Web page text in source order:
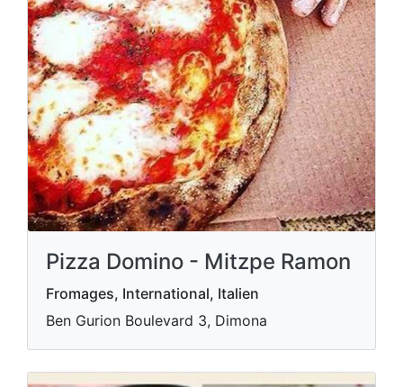
Pizza Domino - Mitzpe Ramon
Fromages, International, Italien
Ben Gurion Boulevard 3, Dimona